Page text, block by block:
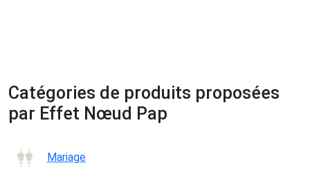
Catégories de produits proposées
par Effet Nœud Pap
Mariage